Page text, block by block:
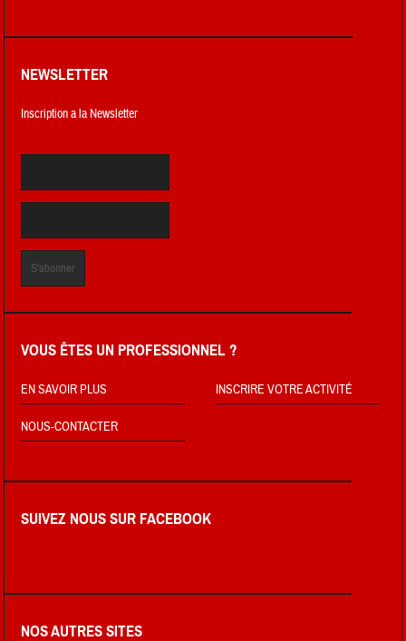
NEWSLETTER
Inscription a la Newsletter
VOUS ÊTES UN PROFESSIONNEL ?
EN SAVOIR PLUS INSCRIRE VOTRE ACTIVITÉ
NOUS-CONTACTER
SUIVEZ NOUS SUR FACEBOOK
NOS AUTRES SITES